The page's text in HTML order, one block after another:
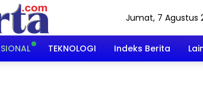
Jumat, 7 Agustus
TEKNOLOGI Indeks Berita